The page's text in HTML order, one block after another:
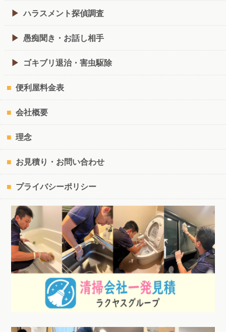
ハラスメント探偵調査
愚痴聞き・お話し相手
ゴキブリ退治・害虫駆除
便利屋料金表
会社概要
理念
お見積り・お問い合わせ
プライバシーポリシー